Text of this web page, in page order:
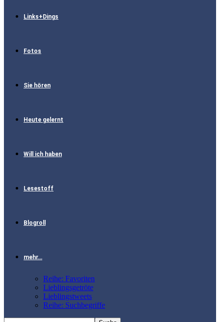
Links+Dings
Fotos
Sie hören
Heute gelernt
Will ich haben
Lesestoff
Blogroll
mehr…
Reihe: Favoriten
Lieblingsgetröte
Lieblingstweets
Reihe: Suchbegriffe